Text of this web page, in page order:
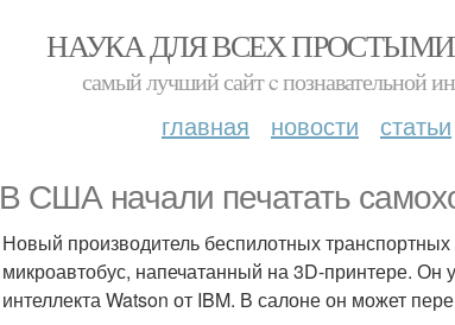
НАУКА ДЛЯ ВСЕХ
самый лучший сайт c познавательной
главная новости статьи
В США начали печатать
Новый производитель беспилотных
микроавтобус, напечатанный на 3D-принтере. Он
интеллекта Watson от IBM. В салоне он может